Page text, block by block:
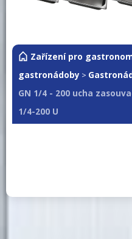
Zařízení pro
gastronádoby >
GN 1/4 - 200 ucha
1/4-200 U